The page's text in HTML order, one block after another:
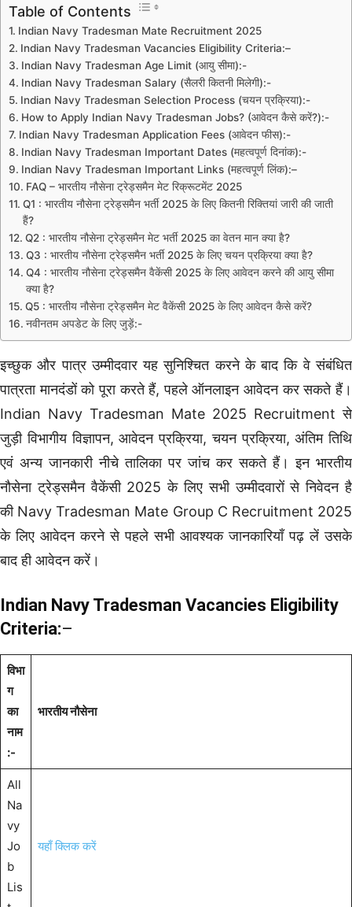
Table of Contents
Indian Navy Tradesman Mate Recruitment 2025
Indian Navy Tradesman Vacancies Eligibility Criteria:–
Indian Navy Tradesman Age Limit (आयु सीमा):-
Indian Navy Tradesman Salary (सैलरी कितनी मिलेगी):-
Indian Navy Tradesman Selection Process (चयन प्रक्रिया):-
How to Apply Indian Navy Tradesman Jobs? (आवेदन कैसे करें?):-
Indian Navy Tradesman Application Fees (आवेदन फीस):-
Indian Navy Tradesman Important Dates (महत्वपूर्ण दिनांक):-
Indian Navy Tradesman Important Links (महत्वपूर्ण लिंक):–
FAQ – भारतीय नौसेना ट्रेड्समैन मेट रिक्रूटमेंट 2025
Q1 : भारतीय नौसेना ट्रेड्समैन भर्ती 2025 के लिए कितनी रिक्तियां जारी की जाती
हैं?
Q2 : भारतीय नौसेना ट्रेड्समैन मेट भर्ती 2025 का वेतन मान क्या है?
Q3 : भारतीय नौसेना ट्रेड्समैन भर्ती 2025 के लिए चयन प्रक्रिया क्या है?
Q4 : भारतीय नौसेना ट्रेड्समैन वैकेंसी 2025 के लिए आवेदन करने की आयु सीमा
क्या है?
Q5 : भारतीय नौसेना ट्रेड्समैन मेट वैकेंसी 2025 के लिए आवेदन कैसे करें?
नवीनतम अपडेट के लिए जुड़ें:-
इच्छुक और पात्र उम्मीदवार यह सुनिश्चित करने के बाद कि वे संबंधित
पात्रता मानदंडों को पूरा करते हैं, पहले ऑनलाइन आवेदन कर सकते हैं।
Indian Navy Tradesman Mate 2025 Recruitment से
जुड़ी विभागीय विज्ञापन, आवेदन प्रक्रिया, चयन प्रक्रिया, अंतिम तिथि
एवं अन्य जानकारी नीचे तालिका पर जांच कर सकते हैं। इन भारतीय
नौसेना ट्रेड्समैन वैकेंसी 2025 के लिए सभी उम्मीदवारों से निवेदन है
की Navy Tradesman Mate Group C Recruitment 2025
के लिए आवेदन करने से पहले सभी आवश्यक जानकारियाँ पढ़ लें उसके
बाद ही आवेदन करें।
Indian Navy Tradesman Vacancies Eligibility
Criteria:–
विभा
ग
का
नाम
:-
भारतीय नौसेना
All
Na
vy
Jo
b
Lis
यहाँ क्लिक करें